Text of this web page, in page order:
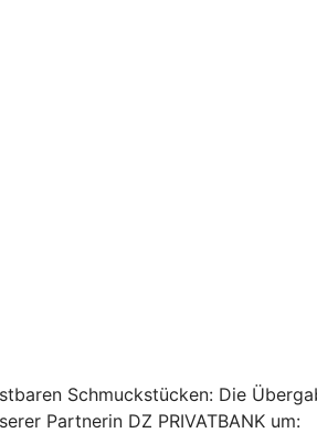
Schmuckstücken: Die
Partnerin DZ PRIVATBANK um: